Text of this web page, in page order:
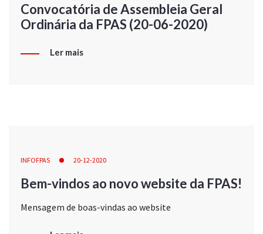
Convocatória de Assembleia Geral
Ordinária da FPAS (20-06-2020)
Ler mais
INFOFPAS 20-12-2020
Bem-vindos ao novo website da FPAS!
Mensagem de boas-vindas ao website